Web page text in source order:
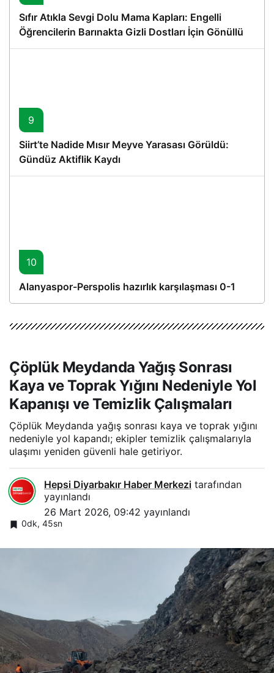
Sıfır Atıkla Sevgi Dolu Mama Kapları: Engelli
Öğrencilerin Barınakta Gizli Dostları İçin Gönüllü
Proje
9
Siirt’te Nadide Mısır Meyve Yarasası Görüldü:
Gündüz Aktiflik Kaydı
10
Alanyaspor-Perspolis hazırlık karşılaşması 0-1
Çöplük Meydanda Yağış Sonrası
Kaya ve Toprak Yığını Nedeniyle Yol
Kapanışı ve Temizlik Çalışmaları
Çöplük Meydanda yağış sonrası kaya ve toprak yığını
nedeniyle yol kapandı; ekipler temizlik çalışmalarıyla
ulaşımı yeniden güvenli hale getiriyor.
Hepsi Diyarbakır Haber Merkezi tarafından
yayınlandı
26 Mart 2026, 09:42 yayınlandı
0dk, 45sn